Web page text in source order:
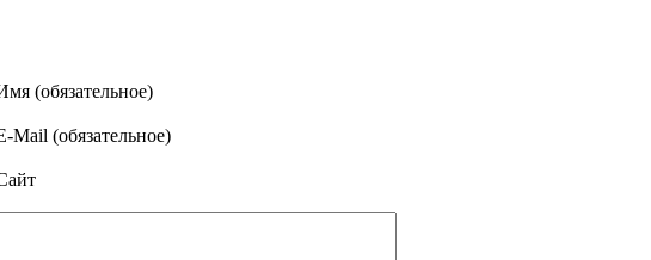
(обязательное)
Mail (обязательное)